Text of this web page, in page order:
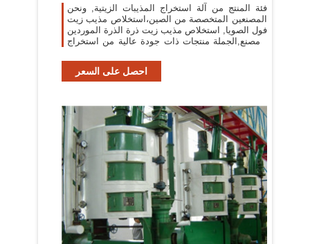
فئة المنتج من آلة استخراج المذيبات الزيتية, ونحن
المصنعين المتخصصة من الصين،استخلاص مذيب زيت
فول الصويا, استخلاص مذيب زيت ذرة الذرة الموردين
/ مصنع,الجملة منتجات ذات جودة عالية من استخراج
احصل على السعر